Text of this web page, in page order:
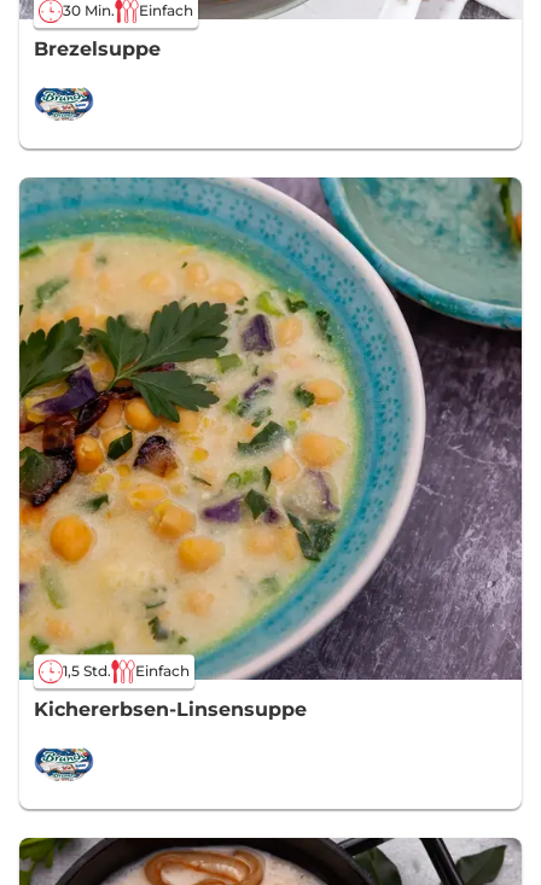
30 Min. Einfach
Brezelsuppe
1,5 Std. Einfach
Kichererbsen-Linsensuppe